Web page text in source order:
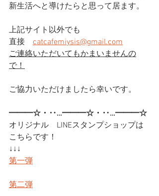
新生活へと導けたらと思って居ます。
上記サイト以外でも
直接 catcafemiysis@gmail.com
ご連絡いただいてもかまいませんの
で！
ご協力いただけましたら幸いです。
━━━☆・‥…━━━☆・‥…━━━☆
オリジナル　LINEスタンプショップは
こちらです！
↓↓↓
第一弾
第二弾